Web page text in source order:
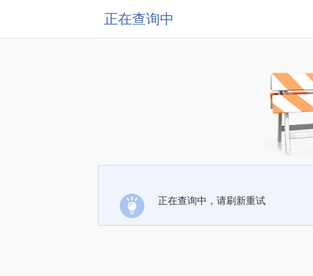
正在查询中
正在查询中，请刷新重试